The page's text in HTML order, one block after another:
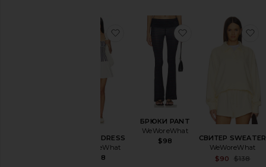
ПЛАТЬЕ DRESS
WeWoreWhat
$158
избранноеПЛАТЬЕ DRESS
БРЮКИ PANT
WeWoreWhat
$98
СВИТЕР SWEATER
WeWoreWhat
$90
$138